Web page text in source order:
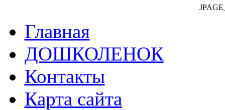
Главная
ДОШКОЛЕНОК
Контакты
Карта сайта